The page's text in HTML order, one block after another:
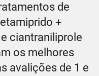
de
+
ciantraniliprole
os melhores
avalições de 1 e